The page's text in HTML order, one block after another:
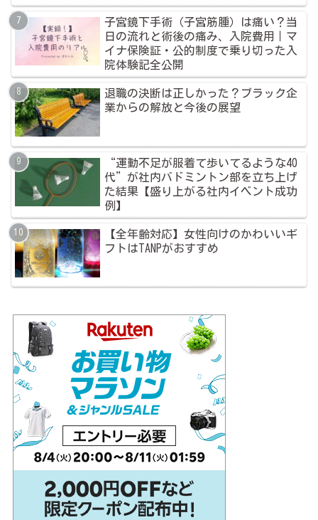
子宮鏡下手術（子宮筋腫）は痛い？当
日の流れと術後の痛み、入院費用｜マ
イナ保険証・公的制度で乗り切った入
院体験記全公開
退職の決断は正しかった？ブラック企
業からの解放と今後の展望
“運動不足が服着て歩いてるような40
代”が社内バドミントン部を立ち上げ
た結果【盛り上がる社内イベント成功
例】
【全年齢対応】女性向けのかわいいギ
フトはTANPがおすすめ